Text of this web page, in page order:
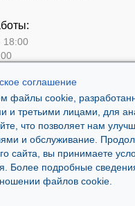
соглашение
файлы cookie,
и третьими лицами, для
что позволяет нам
и обслуживание.
сайта, вы принимаете
Более подробные
файлов cookie.
18:00